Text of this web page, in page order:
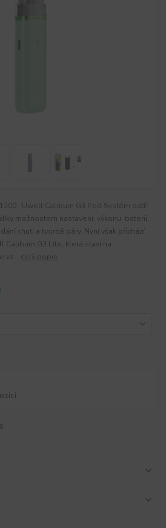
Uwell Caliburn G3 Pod Systém patří
možnostem nastavení, výkonu, baterii,
chuti a tvorbě páry. Nyní však přichází
G3 Lite, která staví na
vz... celý popis